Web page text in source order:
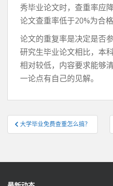
秀毕业论文时，查重率应
论文查重率低于20%为合格
论文的重复率是决定是否
研究生毕业论文相比，本
相对较低，内容要求能够
一论点有自己的见解。
文
章
航
大学毕业免费查重怎么搞？